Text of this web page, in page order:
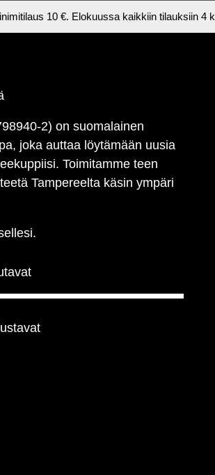
10 €. Elokuussa kaikkiin tilauksiin 4
2) on suomalainen
joka auttaa löytämään uusia
Toimitamme teen
Tampereelta käsin ympäri